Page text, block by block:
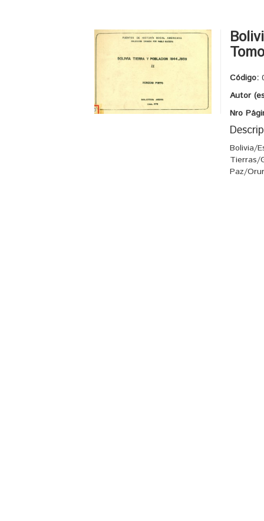
Código:
Autor
Nro
Bolivia/
Tierras/
Paz/